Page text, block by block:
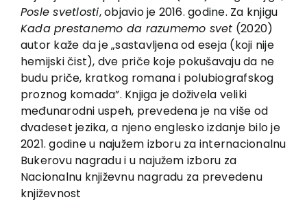
Contact
Posle svetlosti, objavio je 2016. godine. Za knjigu
Kada prestanemo da razumemo svet (2020)
autor kaže da je „sastavljena od eseja (koji nije
hemijski čist), dve priče koje pokušavaju da ne
budu priče, kratkog romana i polubiografskog
proznog komada”. Knjiga je doživela veliki
međunarodni uspeh, prevedena je na više od
dvadeset jezika, a njeno englesko izdanje bilo je
2021. godine u najužem izboru za internacionalnu
Bukerovu nagradu i u najužem izboru za
Nacionalnu književnu nagradu za prevedenu
književnost